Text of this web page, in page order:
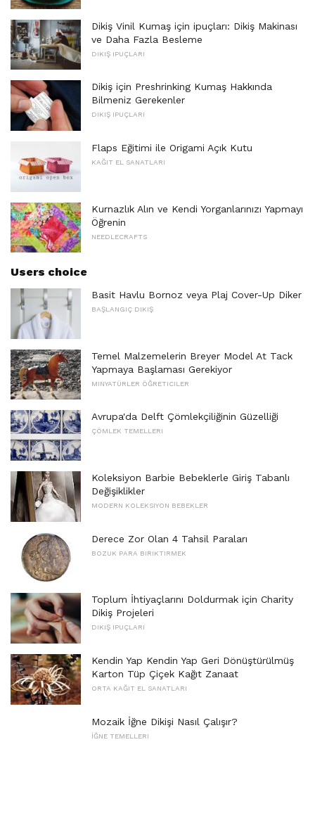
Dikiş Vinil Kumaş için ipuçları: Dikiş Makinası
ve Daha Fazla Besleme
DIKIŞ IPUÇLARI
Dikiş için Preshrinking Kumaş Hakkında
Bilmeniz Gerekenler
DIKIŞ IPUÇLARI
Flaps Eğitimi ile Origami Açık Kutu
KAĞIT EL SANATLARI
Kurnazlık Alın ve Kendi Yorganlarınızı Yapmayı
Öğrenin
NEEDLECRAFTS
Users choice
Basit Havlu Bornoz veya Plaj Cover-Up Diker
BAŞLANGIÇ ​​DIKIŞ
Temel Malzemelerin Breyer Model At Tack
Yapmaya Başlaması Gerekiyor
MINYATÜRLER ÖĞRETICILER
Avrupa'da Delft Çömlekçiliğinin Güzelliği
ÇÖMLEK TEMELLERI
Koleksiyon Barbie Bebeklerle Giriş Tabanlı
Değişiklikler
MODERN KOLEKSIYON BEBEKLER
Derece Zor Olan 4 Tahsil Paraları
BOZUK PARA BIRIKTIRMEK
Toplum İhtiyaçlarını Doldurmak için Charity
Dikiş Projeleri
DIKIŞ IPUÇLARI
Kendin Yap Kendin Yap Geri Dönüştürülmüş
Karton Tüp Çiçek Kağıt Zanaat
ORTA KAĞIT EL SANATLARI
Mozaik İğne Dikişi Nasıl Çalışır?
İĞNE TEMELLERI